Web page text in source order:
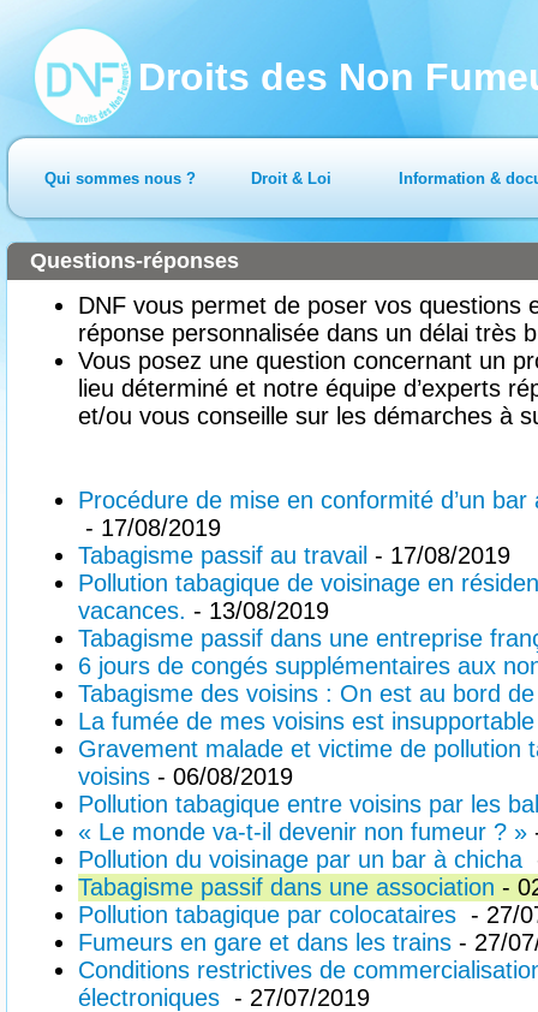
Droits des Non
Qui sommes nous ? Droit & Loi Information &
DNF vous permet de poser vos questions
réponse personnalisée dans un délai très
Vous posez une question concernant un
lieu déterminé et notre équipe d’experts
et/ou vous conseille sur les démarches à
Questions-réponses
Procédure de mise en conformité d’un
- 17/08/2019
Tabagisme passif au travail - 17/08/2019
Pollution tabagique de voisinage en
vacances. - 13/08/2019
Tabagisme passif dans une entreprise
6 jours de congés supplémentaires aux
Tabagisme des voisins : On est au bord
La fumée de mes voisins est insupportable
Gravement malade et victime de pollution
voisins - 06/08/2019
Pollution tabagique entre voisins par les
« Le monde va-t-il devenir non fumeur ? »
Pollution du voisinage par un bar à chicha
Tabagisme passif dans une association -
Pollution tabagique par colocataires - 27/
Fumeurs en gare et dans les trains - 27/
Conditions restrictives de
électroniques - 27/07/2019